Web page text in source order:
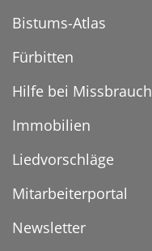
Bistums-Atlas
Fürbitten
Hilfe bei Missbrauch
Immobilien
Liedvorschläge
Mitarbeiterportal
Newsletter